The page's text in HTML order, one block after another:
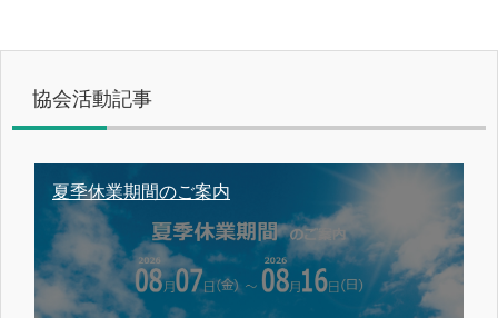
協会活動記事
夏季休業期間のご案内